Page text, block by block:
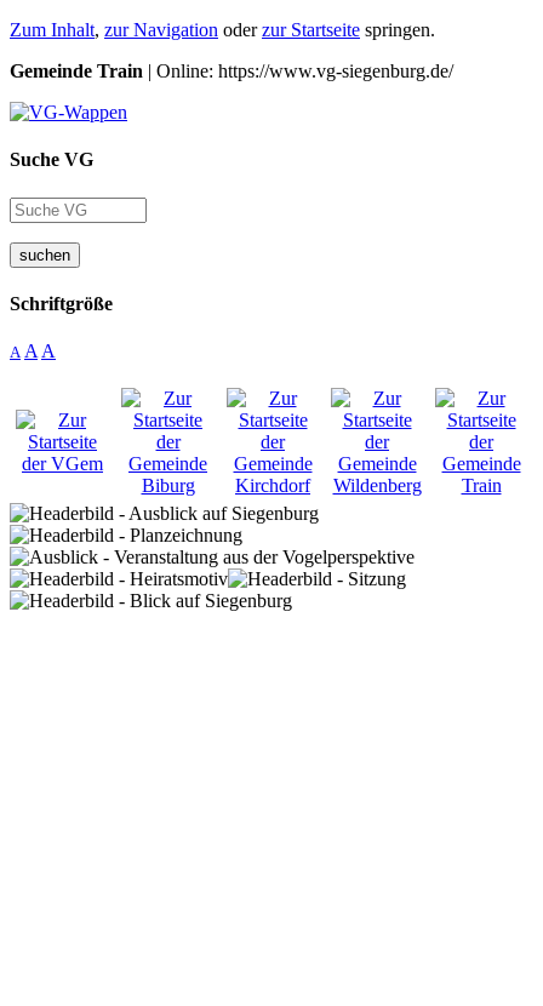
Zum Inhalt, zur Navigation oderzur Startseite springen.
Gemeinde Train | Online: https://www.vg-siegenburg.de/
Suche VG
suchen
Schriftgröße
A A A